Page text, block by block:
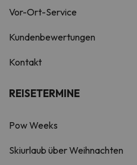
Vor-Ort-Service
Kundenbewertungen
Kontakt
REISETERMINE
Pow Weeks
Skiurlaub über Weihnachten